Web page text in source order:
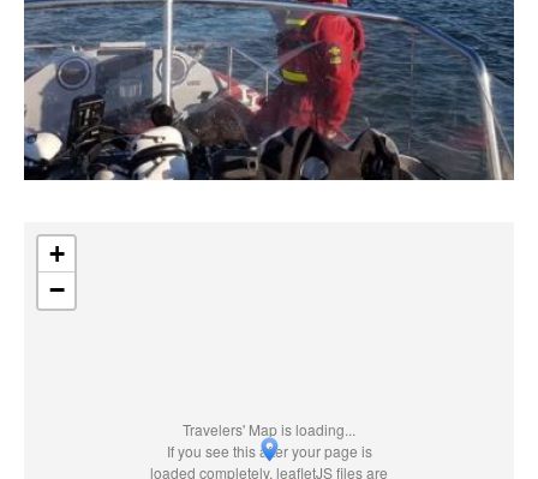
Travelers' Map is loading...
If you see this after your page is
loaded completely, leafletJS files are
+
−